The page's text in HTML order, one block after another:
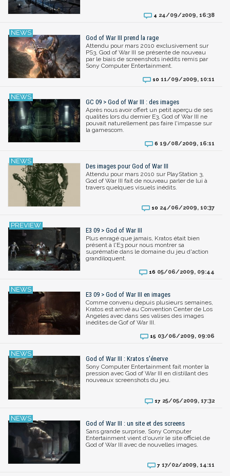
4 24/09/2009, 16:38
God of War III prend la rage
Attendu pour mars 2010 exclusivement sur
PS3, God of War III se présente de nouveau
par le biais de screenshots inédits remis par
Sony Computer Entertainment.
10 11/09/2009, 10:11
GC 09 > God of War III : des images
Après nous avoir offert un petit aperçu de ses
qualités lors du dernier E3, God of War III ne
pouvait naturellement pas faire l'impasse sur
la gamescom.
6 19/08/2009, 16:11
Des images pour God of War III
Attendu pour mars 2010 sur PlayStation 3,
God of War III fait de nouveau parler de lui à
travers quelques visuels inédits.
10 24/06/2009, 10:37
E3 09 > God of War III
Plus enragé que jamais, Kratos était bien
présent à l'E3 pour nous montrer sa
suprématie dans le domaine du jeu d'action
grandiloquent.
16 05/06/2009, 09:44
E3 09 > God of War III en images
Comme convenu depuis plusieurs semaines,
Kratos est arrivé au Convention Center de Los
Angeles avec dans ses valises des images
inédites de Gof of War III.
15 03/06/2009, 09:06
God of War III : Kratos s'énerve
Sony Computer Entertainment fait monter la
pression avec God of War III en distillant des
nouveaux screenshots du jeu.
17 25/05/2009, 17:32
God of War III : un site et des screens
Sans grande surprise, Sony Computer
Entertainment vient d'ouvrir le site officiel de
God of War III avec de nouvelles images.
7 17/02/2009, 14:11